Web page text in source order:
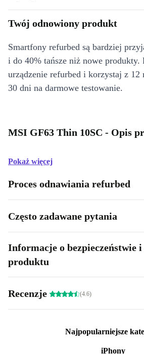
Twój odnowiony produkt
Smartfony refurbed są bardziej
i do 40% tańsze niż nowe produkty.
urządzenie refurbed i korzystaj z
30 dni na darmowe testowanie.
MSI GF63 Thin 10SC - Opis
Pokaż więcej
Proces odnawiania refurbed
Często zadawane pytania
Informacje o bezpieczeństwie i
produktu
Recenzje (4.6)
Najpopularniejsze
iPhony